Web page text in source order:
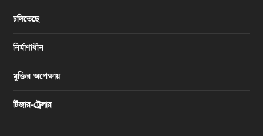
চলিতেছে
নির্মাণাধীন
মুক্তির অপেক্ষায়
টিজার-ট্রেলার